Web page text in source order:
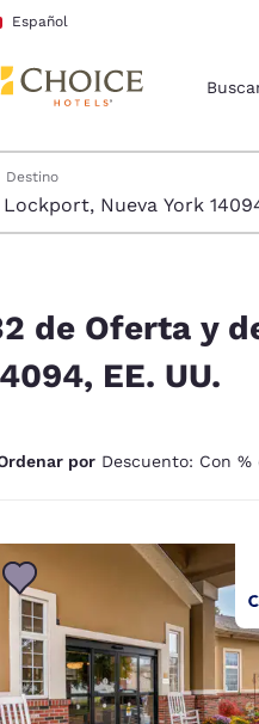
Principal
Español
hoteles
Destino
de Oferta y
EE. UU.
por Descuento: Con